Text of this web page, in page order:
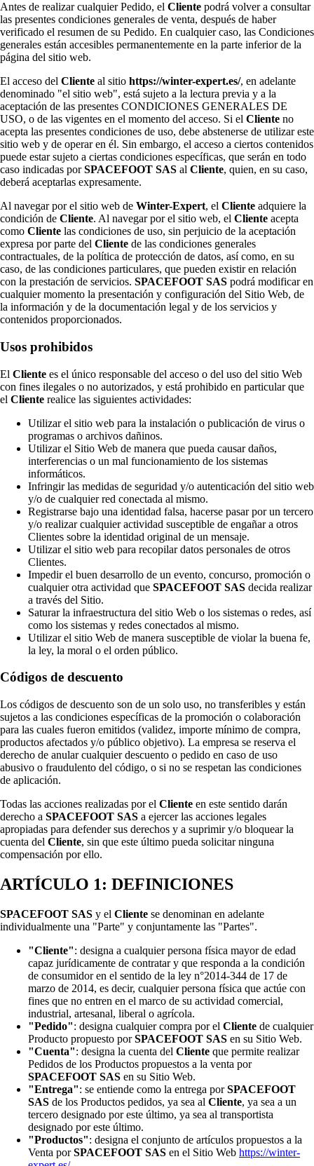
Antes de realizar cualquier Pedido, el Cliente podrá volver a consultar
las presentes condiciones generales de venta, después de haber
verificado el resumen de su Pedido. En cualquier caso, las Condiciones
generales están accesibles permanentemente en la parte inferior de la
página del sitio web.
El acceso del Cliente al sitio https://winter-expert.es/, en adelante
denominado "el sitio web", está sujeto a la lectura previa y a la
aceptación de las presentes CONDICIONES GENERALES DE
USO, o de las vigentes en el momento del acceso. Si el Cliente no
acepta las presentes condiciones de uso, debe abstenerse de utilizar este
sitio web y de operar en él. Sin embargo, el acceso a ciertos contenidos
puede estar sujeto a ciertas condiciones específicas, que serán en todo
caso indicadas porSPACEFOOT SAS al Cliente, quien, en su caso,
deberá aceptarlas expresamente.
Al navegar por el sitio web de Winter-Expert, el Cliente adquiere la
condición de Cliente. Al navegar por el sitio web, el Cliente acepta
como Cliente las condiciones de uso, sin perjuicio de la aceptación
expresa por parte del Cliente de las condiciones generales
contractuales, de la política de protección de datos, así como, en su
caso, de las condiciones particulares, que pueden existir en relación
con la prestación de servicios. SPACEFOOT SAS podrá modificar en
cualquier momento la presentación y configuración del Sitio Web, de
la información y de la documentación legal y de los servicios y
contenidos proporcionados.
Usos prohibidos
El Cliente es el único responsable del acceso o del uso del sitio Web
con fines ilegales o no autorizados, y está prohibido en particular que
el Cliente realice las siguientes actividades:
Utilizar el sitio web para la instalación o publicación de virus o
programas o archivos dañinos.
Utilizar el Sitio Web de manera que pueda causar daños,
interferencias o un mal funcionamiento de los sistemas
informáticos.
Infringir las medidas de seguridad y/o autenticación del sitio web
y/o de cualquier red conectada al mismo.
Registrarse bajo una identidad falsa, hacerse pasar por un tercero
y/o realizar cualquier actividad susceptible de engañar a otros
Clientes sobre la identidad original de un mensaje.
Utilizar el sitio web para recopilar datos personales de otros
Clientes.
Impedir el buen desarrollo de un evento, concurso, promoción o
cualquier otra actividad que SPACEFOOT SAS decida realizar
a través del Sitio.
Saturar la infraestructura del sitio Web o los sistemas o redes, así
como los sistemas y redes conectados al mismo.
Utilizar el sitio Web de manera susceptible de violar la buena fe,
la ley, la moral o el orden público.
Códigos de descuento
Los códigos de descuento son de un solo uso, no transferibles y están
sujetos a las condiciones específicas de la promoción o colaboración
para las cuales fueron emitidos (validez, importe mínimo de compra,
productos afectados y/o público objetivo). La empresa se reserva el
derecho de anular cualquier descuento o pedido en caso de uso
abusivo o fraudulento del código, o si no se respetan las condiciones
de aplicación.
Todas las acciones realizadas por el Cliente en este sentido darán
derecho a SPACEFOOT SAS a ejercer las acciones legales
apropiadas para defender sus derechos y a suprimir y/o bloquear la
cuenta del Cliente, sin que este último pueda solicitar ninguna
compensación por ello.
ARTÍCULO 1: DEFINICIONES
SPACEFOOT SAS y el Cliente se denominan en adelante
individualmente una "Parte" y conjuntamente las "Partes".
"Cliente": designa a cualquier persona física mayor de edad
capaz jurídicamente de contratar y que responda a la condición
de consumidor en el sentido de la ley n°2014-344 de 17 de
marzo de 2014, es decir, cualquier persona física que actúe con
fines que no entren en el marco de su actividad comercial,
industrial, artesanal, liberal o agrícola.
"Pedido": designa cualquier compra por el Cliente de cualquier
Producto propuesto porSPACEFOOT SAS en su Sitio Web.
"Cuenta": designa la cuenta del Cliente que permite realizar
Pedidos de los Productos propuestos a la venta por
SPACEFOOT SAS en su Sitio Web.
"Entrega": se entiende como la entrega porSPACEFOOT
SAS de los Productos pedidos, ya sea al Cliente, ya sea a un
tercero designado por este último, ya sea al transportista
designado por este último.
"Productos": designa el conjunto de artículos propuestos a la
Venta porSPACEFOOT SAS en el Sitio Web https://winter-